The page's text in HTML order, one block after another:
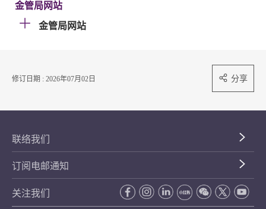
金管局网站
金管局网站
修订日期 : 2026年07月02日 分享
联络我们
订阅电邮通知
关注我们